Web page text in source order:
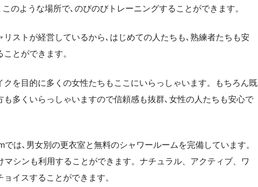
のような場所で､のびのびトレーニングすることができます。
リストが経営しているから､はじめての人たちも､熟練者たちも安
とができます。
クを目的に多くの女性たちもここにいらっしゃいます。もちろん既
も多くいらっしゃいますので信頼感も抜群､女性の人たちも安心で
では､男女別の更衣室と無料のシャワールームを完備しています。
マシンも利用することができます。ナチュラル、アクティブ、ワ
イスすることができます。